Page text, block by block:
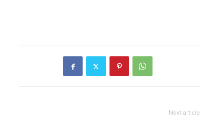
Next article